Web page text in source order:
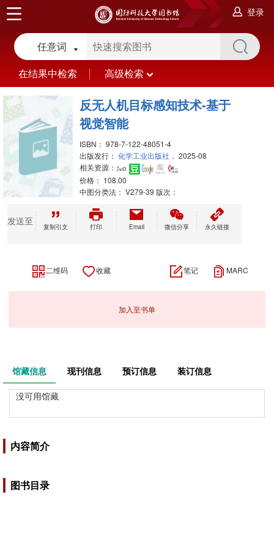
登录
任意词
在结果中检索
高级检索
反无人机目标感知技术-基于
视觉智能
ISBN： 978-7-122-48051-4
出版发行： 化学工业出版社， 2025-08
相关资源：
价格： 108.00
中图分类法： V279-39 版次：
发送至 复制引文 打印 Email 微信分享 永久链接
二维码 收藏 笔记 MARC
加入至书单
馆藏信息 现刊信息 预订信息 装订信息
没可用馆藏
内容简介
图书目录